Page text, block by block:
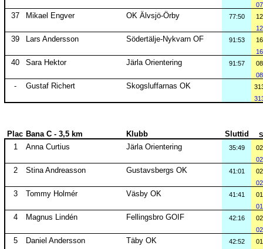
37 Mikael Engver OK Älvsjö-Örby 77:50
39 Lars Andersson Södertälje-Nykvarn OF 91:53
40 Sara Hektor Järla Orientering 91:57
- Gustaf Richert Skogsluffarnas OK
Plac Bana C - 3,5 km Klubb Sluttid
1 Anna Curtius Järla Orientering 35:49
2 Stina Andreasson Gustavsbergs OK 41:01
3 Tommy Holmér Väsby OK 41:41
4 Magnus Lindén Fellingsbro GOIF 42:16
5 Daniel Andersson Täby OK 42:52